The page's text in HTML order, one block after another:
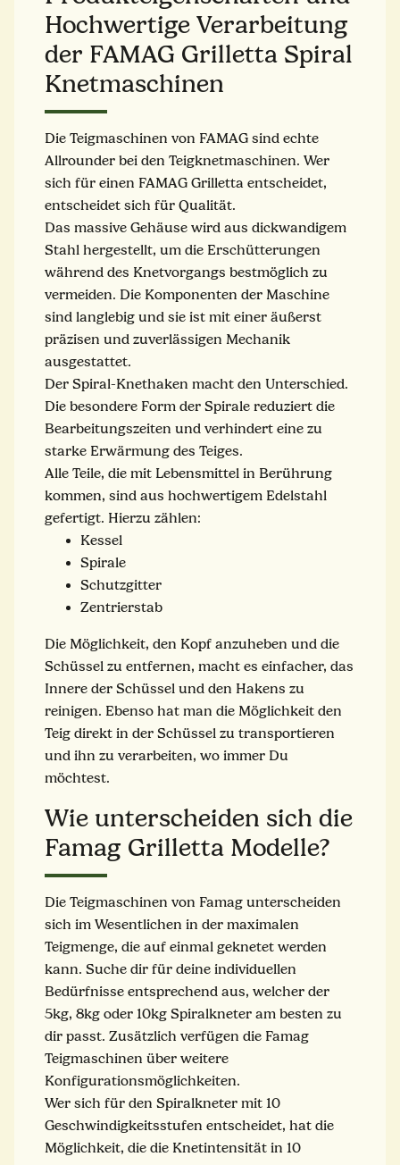
Hochwertige Verarbeitung
der FAMAG Grilletta Spiral
Knetmaschinen
Die Teigmaschinen von FAMAG sind echte
Allrounder bei den Teigknetmaschinen. Wer
sich für einen FAMAG Grilletta entscheidet,
entscheidet sich für Qualität.
Das massive Gehäuse wird aus dickwandigem
Stahl hergestellt, um die Erschütterungen
während des Knetvorgangs bestmöglich zu
vermeiden. Die Komponenten der Maschine
sind langlebig und sie ist mit einer äußerst
präzisen und zuverlässigen Mechanik
ausgestattet.
Der Spiral-Knethaken macht den Unterschied.
Die besondere Form der Spirale reduziert die
Bearbeitungszeiten und verhindert eine zu
starke Erwärmung des Teiges.
Alle Teile, die mit Lebensmittel in Berührung
kommen, sind aus hochwertigem Edelstahl
gefertigt. Hierzu zählen:
Kessel
Spirale
Schutzgitter
Zentrierstab
Die Möglichkeit, den Kopf anzuheben und die
Schüssel zu entfernen, macht es einfacher, das
Innere der Schüssel und den Hakens zu
reinigen. Ebenso hat man die Möglichkeit den
Teig direkt in der Schüssel zu transportieren
und ihn zu verarbeiten, wo immer Du
möchtest.
Wie unterscheiden sich die
Famag Grilletta Modelle?
Die Teigmaschinen von Famag unterscheiden
sich im Wesentlichen in der maximalen
Teigmenge, die auf einmal geknetet werden
kann. Suche dir für deine individuellen
Bedürfnisse entsprechend aus, welcher der
5kg, 8kg oder 10kg Spiralkneter am besten zu
dir passt. Zusätzlich verfügen die Famag
Teigmaschinen über weitere
Konfigurationsmöglichkeiten.
Wer sich für den Spiralkneter mit 10
Geschwindigkeitsstufen entscheidet, hat die
Möglichkeit, die die Knetintensität in 10